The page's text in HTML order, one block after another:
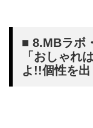
■ 8.MBラボ
「おしゃれ
よ!!個性を出